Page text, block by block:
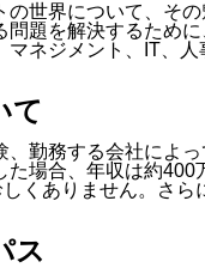
世界について、その
題を解決するため
ネジメント、IT、
て
勤務する会社によ
場合、年収は約400
くありません。さ
ス